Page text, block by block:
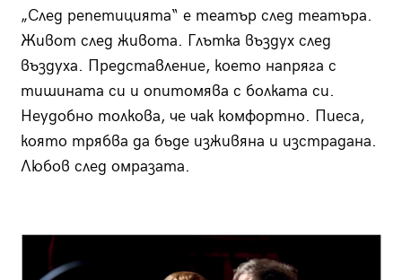
„След репетицията“ е театър след театъра.
Живот след живота. Глътка въздух след
въздуха. Представление, което напряга с
тишината си и опитомява с болката си.
Неудобно толкова, че чак комфортно. Пиеса,
която трябва да бъде изживяна и изстрадана.
Любов след омразата.